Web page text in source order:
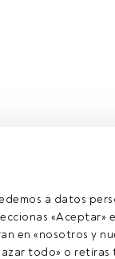
a datos
«Aceptar»
en «nosotros y
todo» o